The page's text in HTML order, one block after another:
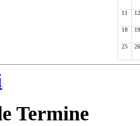
11 12
18 19
25 26
Termine